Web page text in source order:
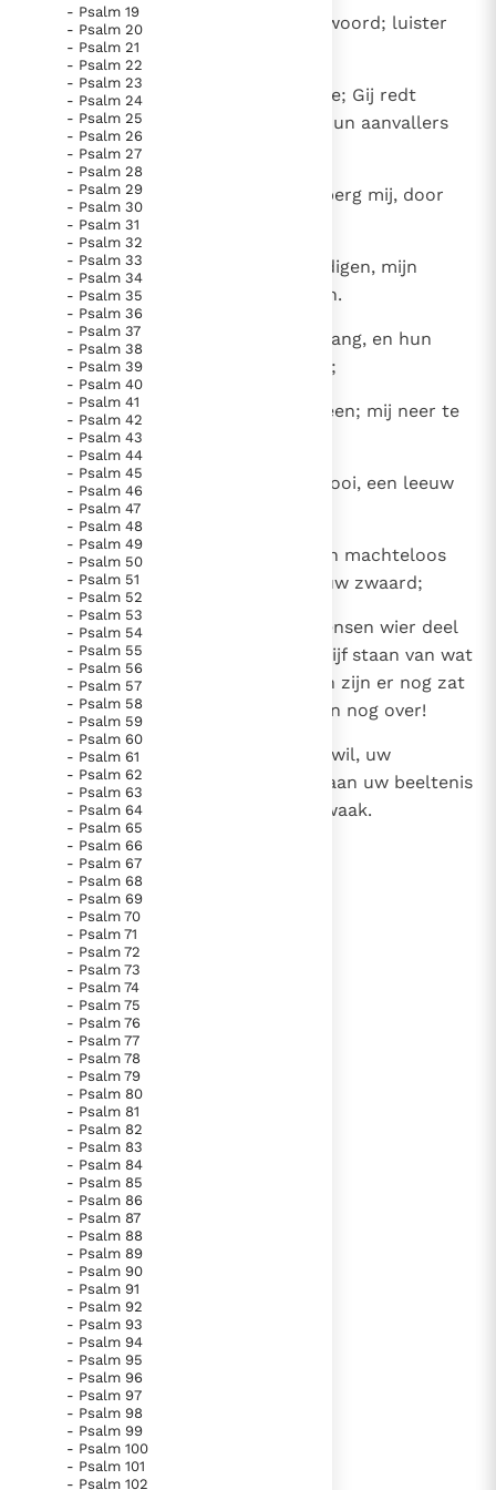
Paus Leo XIV in Pavia: "De stad is zowel een gave als
een taak"
Paus in Pavia: St. Augustinus toont ons de noodzaak om
"naar het innerlijk" toe te keren.
RK Documenten stelt heel veel belangrijke
kerkelijke documenten van de Rooms
Katholieke Kerk in het Nederlands beschikbaar
en is volledig afhankelijk van donaties.
Ik help mee!
- Psalm 19
- Psalm 20
- Psalm 21
- Psalm 22
- Psalm 23
- Psalm 24
- Psalm 25
- Psalm 26
- Psalm 27
- Psalm 28
- Psalm 29
- Psalm 30
- Psalm 31
- Psalm 32
- Psalm 33
- Psalm 34
- Psalm 35
- Psalm 36
- Psalm 37
- Psalm 38
- Psalm 39
- Psalm 40
- Psalm 41
- Psalm 42
- Psalm 43
- Psalm 44
- Psalm 45
- Psalm 46
- Psalm 47
- Psalm 48
- Psalm 49
- Psalm 50
- Psalm 51
- Psalm 52
- Psalm 53
- Psalm 54
- Psalm 55
- Psalm 56
- Psalm 57
- Psalm 58
- Psalm 59
- Psalm 60
- Psalm 61
- Psalm 62
- Psalm 63
- Psalm 64
- Psalm 65
- Psalm 66
- Psalm 67
- Psalm 68
- Psalm 69
- Psalm 70
- Psalm 71
- Psalm 72
- Psalm 73
- Psalm 74
- Psalm 75
- Psalm 76
- Psalm 77
- Psalm 78
- Psalm 79
- Psalm 80
- Psalm 81
- Psalm 82
- Psalm 83
- Psalm 84
- Psalm 85
- Psalm 86
- Psalm 87
- Psalm 88
- Psalm 89
- Psalm 90
- Psalm 91
- Psalm 92
- Psalm 93
- Psalm 94
- Psalm 95
- Psalm 96
- Psalm 97
- Psalm 98
- Psalm 99
- Psalm 100
- Psalm 101
- Psalm 102
Ik roep U: Gij, God, weet het antwoord; luister
naar mij, verhoor wat ik vraag:
toon de wonderen van uw genade; Gij redt
immers wie tot U vluchten, van hun aanvallers
vrij door uw hand!
Bewaar als uw oogappel mij, verberg mij, door
uw vleugelen beschaduwd,
voor mijn haters die mij overweldigen, mijn
doodsvijanden die mij omsingelen.
Hun hart is verhard, zonder toegang, en hun
hoogmoed spreekt uit elk woord;
waar ik ga - zie! zij zijn om mij heen; mij neer te
slaan - dat is hun oogmerk.
Zo belust als de leeuw op zijn prooi, een leeuw
die loert in het verborgen.
Heer, verrijs! Sla hen af, maak hen machteloos
bevrijd mij van hun kwaad door uw zwaard;
door uw hand, o Heer, van de mensen wier deel
overdaad is op aarde: laat hen stijf staan van wat
Gij hun toedeelt, zelfs hun zonen zijn er nog zat
van. En er blijft voor hun kinderen nog over!
Doch laat mij, zo ik leef naar uw wil, uw
aanschijn mogen aanschouwen, aan uw beeltenis
mij mogen laven wanneer ik ontwaak.